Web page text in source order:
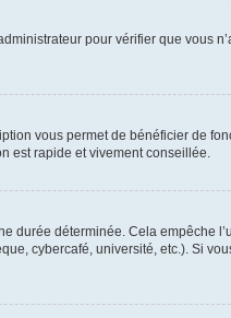
pour vérifier que vous
vous permet de bénéficier de
est rapide et vivement conseillée.
durée déterminée. Cela empêche
cybercafé, université, etc.). Si